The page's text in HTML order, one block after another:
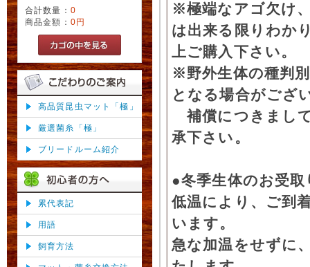
合計数量： 0
商品金額： 0円
高品質昆虫マット「極」
厳選菌糸「極」
ブリードルーム紹介
累代表記
用語
飼育方法
※極端なアゴ欠け
は出来る限りわか
上ご購入下さい。
※野外生体の種判
となる場合がござ
補償につきまし
承下さい。
●冬季生体のお受
低温により、ご到
います。
急な加温をせずに